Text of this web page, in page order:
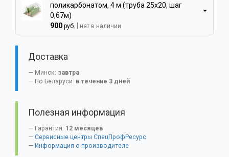
поликарбонатом, 4 м (труба 25x20, шаг
0,67м)
900 руб. нет в наличии
Доставка
Минск: завтра
По Беларуси: в течение 3 дней
Полезная информация
Гарантия: 12 месяцев
Сервисные центры СпецПрофРесурс
Информация о производителе